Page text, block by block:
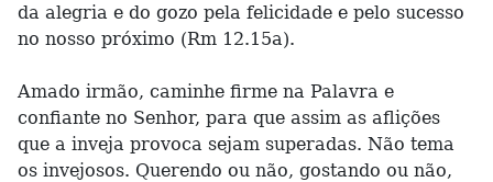
da alegria e do gozo pela felicidade e pelo sucesso
no nosso próximo (Rm 12.15a).
Amado irmão, caminhe firme na Palavra e
confiante no Senhor, para que assim as aflições
que a inveja provoca sejam superadas. Não tema
os invejosos. Querendo ou não, gostando ou não,